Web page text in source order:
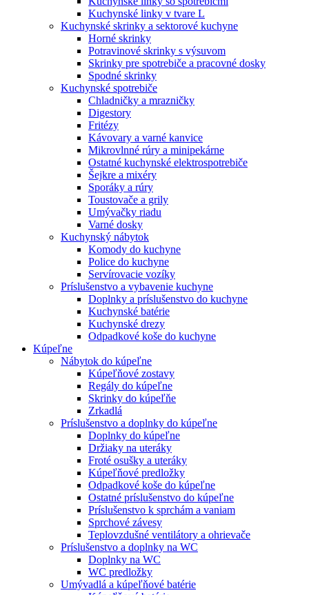
Kuchynské linky v tvare L
Kuchynské skrinky a sektorové kuchyne
Horné skrinky
Potravinové skrinky s výsuvom
Skrinky pre spotrebiče a pracovné dosky
Spodné skrinky
Kuchynské spotrebiče
Chladničky a mrazničky
Digestory
Fritézy
Kávovary a varné kanvice
Mikrovlnné rúry a minipekárne
Ostatné kuchynské elektrospotrebiče
Šejkre a mixéry
Sporáky a rúry
Toustovače a grily
Umývačky riadu
Varné dosky
Kuchynský nábytok
Komody do kuchyne
Police do kuchyne
Servírovacie vozíky
Príslušenstvo a vybavenie kuchyne
Doplnky a príslušenstvo do kuchyne
Kuchynské batérie
Kuchynské drezy
Odpadkové koše do kuchyne
Kúpeľne
Nábytok do kúpeľne
Kúpeľňové zostavy
Regály do kúpeľne
Skrinky do kúpeľňe
Zrkadlá
Príslušenstvo a doplnky do kúpeľne
Doplnky do kúpeľne
Držiaky na uteráky
Froté osušky a uteráky
Kúpeľňové predložky
Odpadkové koše do kúpeľne
Ostatné príslušenstvo do kúpeľne
Príslušenstvo k sprchám a vaniam
Sprchové závesy
Teplovzdušné ventilátory a ohrievače
Príslušenstvo a doplnky na WC
Doplnky na WC
WC predložky
Umývadlá a kúpeľňové batérie